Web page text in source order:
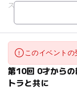
ストラと共に 《B公
このイベントの
第10回 0才から
トラと共に